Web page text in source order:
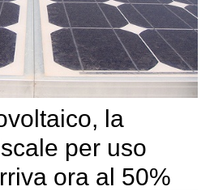
la
per uso
ora al 50%